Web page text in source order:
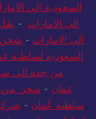
السعودية الي
الى الامارات -
الى الامارات - شحن
السعودية لسلطنة
من جدة الى
عمان - شحن من
سلطنة عُمان -